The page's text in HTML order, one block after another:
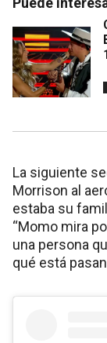
La siguiente
Morrison al
estaba su
“Momo mira
una persona
qué está